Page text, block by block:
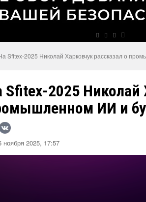
Sfitex-2025 Николай Харковчук рассказал о
Sfitex-2025 Николай
ИИ и
ноября 2025, 17:57